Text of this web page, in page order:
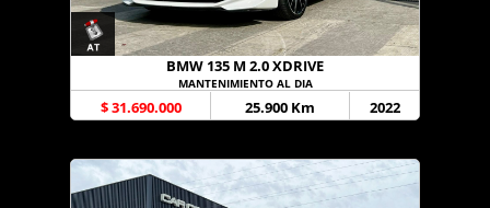
BMW 135 M 2.0 XDRIVE
MANTENIMIENTO AL DIA
$ 31.690.000 25.900 Km 2022